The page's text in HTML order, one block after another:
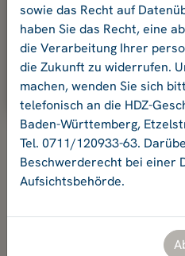
Passwort:
Hochschuldidaktikzentrum
Etzelstraße 9, 70180
sowie das Recht auf
haben Sie das Recht, eine
die Verarbeitung Ihrer
die Zukunft zu widerrufen.
machen, wenden Sie sich
telefonisch an die HDZ-
Baden-Württemberg,
Tel. 0711/120933-63.
Beschwerderecht bei einer
Aufsichtsbehörde.